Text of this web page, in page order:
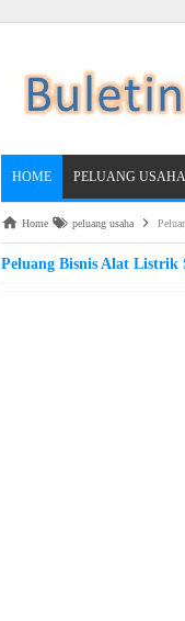
HOME PELUANG USAHA
Home peluang usaha
Peluang Bisnis Alat Listrik